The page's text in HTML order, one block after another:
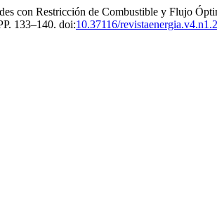
con Restricción de Combustible y Flujo
133–140. doi:10.37116/